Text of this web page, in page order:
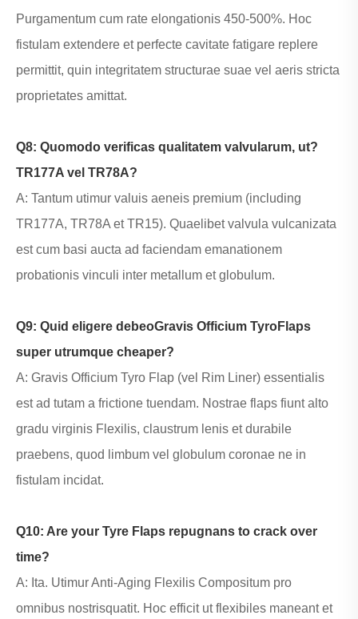
Purgamentum cum rate elongationis 450-500%. Hoc
fistulam extendere et perfecte cavitate fatigare replere
permittit, quin integritatem structurae suae vel aeris stricta
proprietates amittat.
Q8: Quomodo verificas qualitatem valvularum, ut?
TR177A vel TR78A?
A: Tantum utimur valuis aeneis premium (including
TR177A, TR78A et TR15). Quaelibet valvula vulcanizata
est cum basi aucta ad faciendam emanationem
probationis vinculi inter metallum et globulum.
Q9: Quid eligere debeoGravis Officium TyroFlaps
super utrumque cheaper?
A: Gravis Officium Tyro Flap (vel Rim Liner) essentialis
est ad tutam a frictione tuendam. Nostrae flaps fiunt alto
gradu virginis Flexilis, claustrum lenis et durabile
praebens, quod limbum vel globulum coronae ne in
fistulam incidat.
Q10: Are your Tyre Flaps repugnans to crack over
time?
A: Ita. Utimur Anti-Aging Flexilis Compositum pro
omnibus nostrisquatit. Hoc efficit ut flexibiles maneant et